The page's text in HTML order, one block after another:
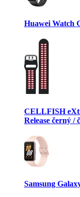
Huawei Watch
CELLFISH
Release černý /
Samsung